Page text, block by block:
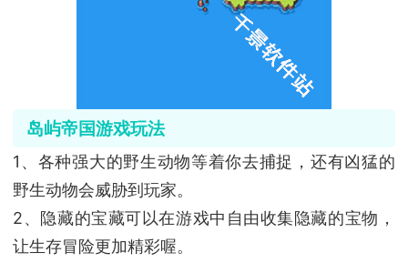
岛屿帝国游戏玩法
1、各种强大的野生动物等着你去捕捉，还有凶猛的
野生动物会威胁到玩家。
2、隐藏的宝藏可以在游戏中自由收集隐藏的宝物，
让生存冒险更加精彩喔。